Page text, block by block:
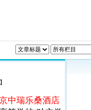
中瑞乐桑酒店